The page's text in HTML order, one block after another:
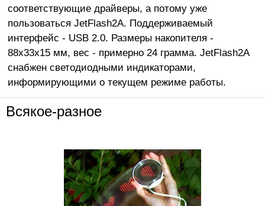
соответствующие драйверы, а потому уже
пользоваться JetFlash2A. Поддерживаемый
интерфейс - USB 2.0. Размеры накопителя -
88х33x15 мм, вес - примерно 24 грамма. JetFlash2A
снабжен светодиодными индикаторами,
информирующими о текущем режиме работы.
Всякое-разное